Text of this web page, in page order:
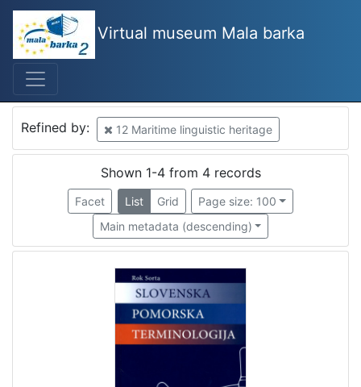
Mjesto
Selce
Slovenija
1
Piran
Virtual museum Mala barka
Refined by: 12 Maritime linguistic heritage
Shown 1-4 from 4 records
Facet List Grid
Page size: 100
Main metadata (descending)